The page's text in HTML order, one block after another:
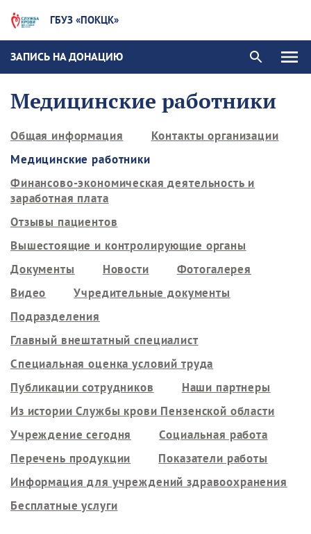
ГБУЗ «ПОКЦК»
ЗАПИСЬ НА ДОНАЦИЮ
Медицинские работники
Общая информация
Контакты организации
Медицинские работники
Финансово-экономическая деятельность и
заработная плата
Отзывы пациентов
Вышестоящие и контролирующие органы
Документы
Новости
Фотогалерея
Видео
Учредительные документы
Подразделения
Главный внештатный специалист
Специальная оценка условий труда
Публикации сотрудников
Наши партнеры
Из истории Службы крови Пензенской области
Учреждение сегодня
Социальная работа
Перечень продукции
Показатели работы
Информация для учреждений здравоохранения
Бесплатные услуги